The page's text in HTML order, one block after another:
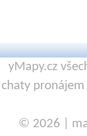
yMapy.cz
chaty pronájem
© 2026 |